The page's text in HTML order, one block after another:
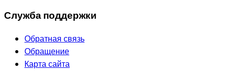
Служба поддержки
Обратная связь
Обращение
Карта сайта